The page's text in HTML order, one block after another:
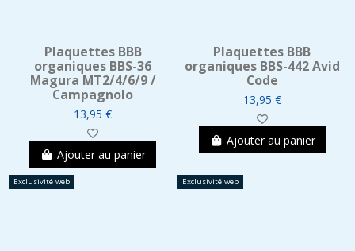
Plaquettes BBB
organiques BBS-36
Magura MT2/4/6/9 /
Campagnolo
13,95 €
Ajouter au panier
Plaquettes BBB
organiques BBS-442 Avid
Code
13,95 €
Ajouter au panier
Exclusivité web Exclusivité web